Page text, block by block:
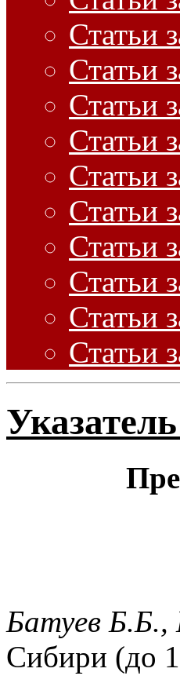
Статьи
Статьи
Статьи
Статьи
Статьи
Статьи
Статьи
Статьи
Статьи
Статьи
Батуев Б.Б.,
Сибири (до